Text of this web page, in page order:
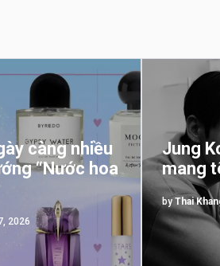
càng nhiều
“Nước hoa
2026
Jung
mang
by Thai